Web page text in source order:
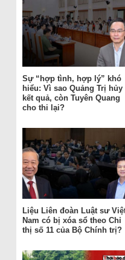
Sự “hợp tình, hợp lý” khó
hiểu: Vì sao Quảng Trị hủy
kết quả, còn Tuyên Quang
cho thi lại?
Liệu Liên đoàn Luật sư
Nam có bị xóa sổ theo Chỉ
thị số 11 của Bộ Chính trị?